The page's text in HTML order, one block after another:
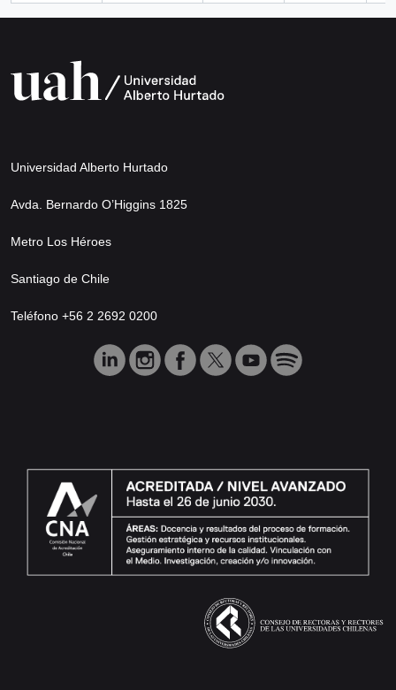
Universidad Alberto Hurtado
Avda. Bernardo O’Higgins 1825
Metro Los Héroes
Santiago de Chile
Teléfono +56 2 2692 0200